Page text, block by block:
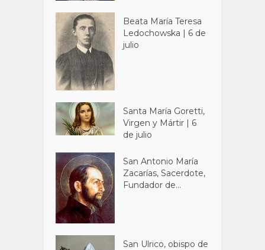
Beata María Teresa
Ledochowska | 6 de
julio
Santa María Goretti,
Virgen y Mártir | 6
de julio
San Antonio María
Zacarías, Sacerdote,
Fundador de...
San Ulrico, obispo de